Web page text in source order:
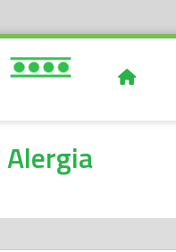
Alergia